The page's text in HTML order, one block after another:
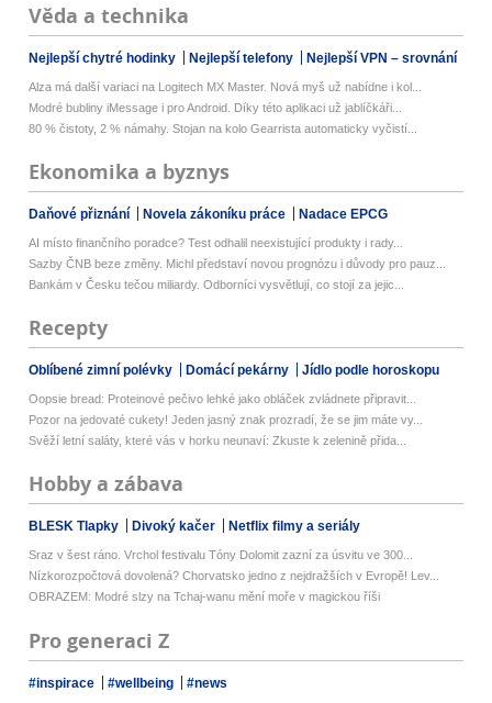
Věda a technika
Nejlepší chytré hodinky Nejlepší telefony Nejlepší VPN – srovnání
Alza má další variaci na Logitech MX Master. Nová myš už nabídne i kol...
Modré bubliny iMessage i pro Android. Díky této aplikaci už jablíčkáři...
80 % čistoty, 2 % námahy. Stojan na kolo Gearrista automaticky vyčistí...
Ekonomika a byznys
Daňové přiznání Novela zákoníku práce Nadace EPCG
AI místo finančního poradce? Test odhalil neexistující produkty i rady...
Sazby ČNB beze změny. Michl představí novou prognózu i důvody pro pauz...
Bankám v Česku tečou miliardy. Odborníci vysvětlují, co stojí za jejic...
Recepty
Oblíbené zimní polévky Domácí pekárny Jídlo podle horoskopu
Oopsie bread: Proteinové pečivo lehké jako obláček zvládnete připravit...
Pozor na jedovaté cukety! Jeden jasný znak prozradí, že se jim máte vy...
Svěží letní saláty, které vás v horku neunaví: Zkuste k zelenině přida...
Hobby a zábava
BLESK Tlapky Divoký kačer Netflix filmy a seriály
Sraz v šest ráno. Vrchol festivalu Tóny Dolomit zazní za úsvitu ve 300...
Nízkorozpočtová dovolená? Chorvatsko jedno z nejdražších v Evropě! Lev...
OBRAZEM: Modré slzy na Tchaj-wanu mění moře v magickou říši
Pro generaci Z
#inspirace #wellbeing #news